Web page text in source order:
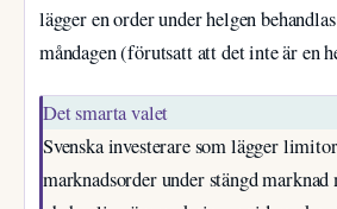
lägger en order under helgen
måndagen (förutsatt att det inte är en
Det smarta valet
Svenska investerare som lägger
marknadsorder under stängd